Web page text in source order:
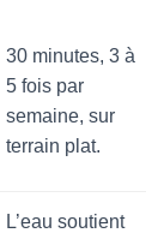
30 minutes, 3 à
5 fois par
semaine, sur
terrain plat.
L’eau soutient